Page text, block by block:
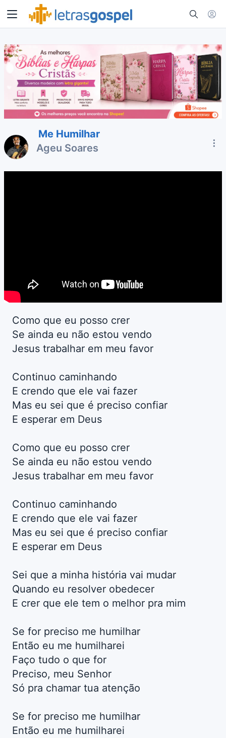
Me Humilhar
Ageu Soares
Como que eu posso crer
Se ainda eu não estou vendo
Jesus trabalhar em meu favor
Continuo caminhando
E crendo que ele vai fazer
Mas eu sei que é preciso confiar
E esperar em Deus
Como que eu posso crer
Se ainda eu não estou vendo
Jesus trabalhar em meu favor
Continuo caminhando
E crendo que ele vai fazer
Mas eu sei que é preciso confiar
E esperar em Deus
Sei que a minha história vai mudar
Quando eu resolver obedecer
E crer que ele tem o melhor pra mim
Se for preciso me humilhar
Então eu me humilharei
Faço tudo o que for
Preciso, meu Senhor
Só pra chamar tua atenção
Se for preciso me humilhar
Então eu me humilharei